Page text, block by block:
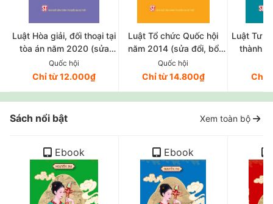
Luật Hòa giải, đối thoại tại
tòa án năm 2020 (sửa
đổi, bổ sung năm 2025)
Quốc hội
Chỉ từ 12.000₫
Luật Tổ chức Quốc hội
năm 2014 (sửa đổi, bổ
sung năm 2020, 2025)
Quốc hội
Chỉ từ 14.800₫
Luật Tư
thành
Chỉ
Sách nổi bật Xem toàn bộ
Ebook Ebook